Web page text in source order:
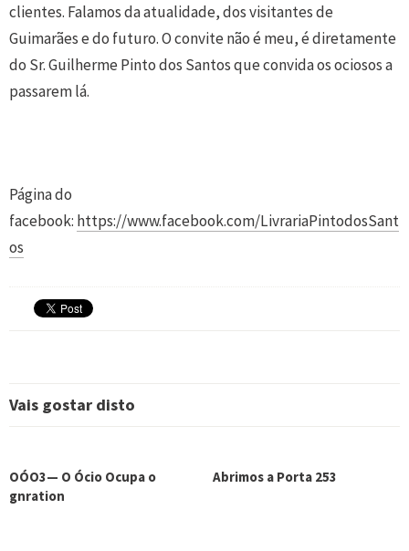
clientes. Falamos da atualidade, dos visitantes de
Guimarães e do futuro. O convite não é meu, é diretamente
do Sr. Guilherme Pinto dos Santos que convida os ociosos a
passarem lá.
Página do
facebook: https://www.facebook.com/LivrariaPintodosSant
os
Vais gostar disto
OÓO3— O Ócio Ocupa o
gnration
Abrimos a Porta 253